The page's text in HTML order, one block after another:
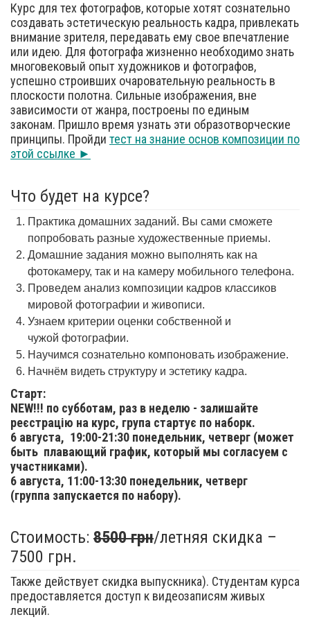
Курс для тех фотографов, которые хотят сознательно
создавать эстетическую реальность кадра, привлекать
внимание зрителя, передавать ему свое впечатление
или идею. Для фотографа жизненно необходимо знать
многовековый опыт художников и фотографов,
успешно строивших очаровательную реальность в
плоскости полотна. Сильные изображения, вне
зависимости от жанра, построены по единым
законам. Пришло время узнать эти образотворческие
принципы. Пройди тест на знание основ композиции по
этой ссылке ►
Что будет на курсе?
Практика домашних заданий. Вы сами сможете
попробовать разные художественные приемы.
Домашние задания можно выполнять как на
фотокамеру, так и на камеру мобильного телефона.
Проведем анализ композиции кадров классиков
мировой фотографии и живописи.
Узнаем критерии оценки собственной и
чужой фотографии.
Научимся сознательно компоновать изображение.
Начнём видеть структуру и эстетику кадра.
Старт:
NEW!!! по субботам, раз в неделю - залишайте
реєстрацію на курс, група стартує по наборк.
6 августа, 19:00-21:30 понедельник, четверг (может
быть плавающий график, который мы согласуем с
участниками).
6 августа, 11:00-13:30 понедельник, четверг
(группа запускается по набору).
Стоимость: 8500 грн/летняя скидка –
7500 грн.
Также действует скидка выпускника). Студентам курса
предоставляется доступ к видеозаписям живых
лекций.